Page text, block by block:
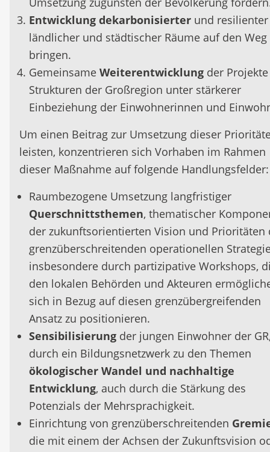
Entwicklung dekarbonisierter und resilienter
ländlicher und städtischer Räume auf den Weg
bringen.
Gemeinsame Weiterentwicklung der
Strukturen der Großregion unter stärkerer
Einbeziehung der Einwohnerinnen und
Um einen Beitrag zur Umsetzung dieser
leisten, konzentrieren sich Vorhaben im Rahmen
dieser Maßnahme auf folgende Handlungsfelder:
Raumbezogene Umsetzung langfristiger
Querschnittsthemen, thematischer
der zukunftsorientierten Vision und Prioritäten
grenzüberschreitenden operationellen
insbesondere durch partizipative Workshops,
den lokalen Behörden und Akteuren
sich in Bezug auf diesen grenzübergreifenden
Ansatz zu positionieren.
Sensibilisierung der jungen Einwohner der
durch ein Bildungsnetzwerk zu den Themen
ökologischer Wandel und nachhaltige
Entwicklung, auch durch die Stärkung des
Potenzials der Mehrsprachigkeit.
Einrichtung von grenzüberschreitenden
die mit einem der Achsen der Zukunftsvision